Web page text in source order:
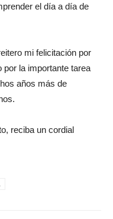
el día a día de
mi felicitación por
la importante tarea
años más de
reciba un cordial